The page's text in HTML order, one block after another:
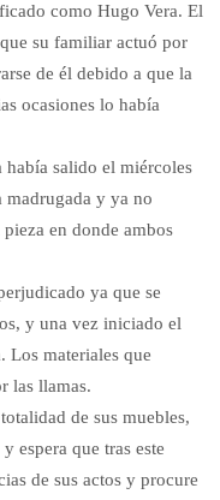
como Hugo Vera. El
su familiar actuó por
de él debido a que la
ocasiones lo había
había salido el miércoles
madrugada y ya no
en donde ambos
ya que se
y una vez iniciado el
Los materiales que
las llamas.
de sus muebles,
espera que tras este
de sus actos y procure